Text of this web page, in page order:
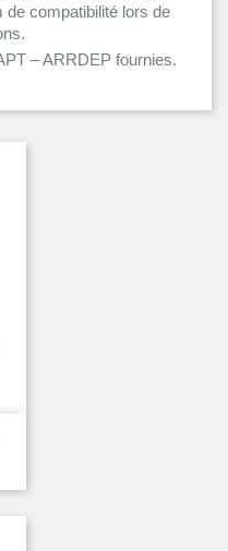
compatibilité lors de
– ARRDEP fournies.